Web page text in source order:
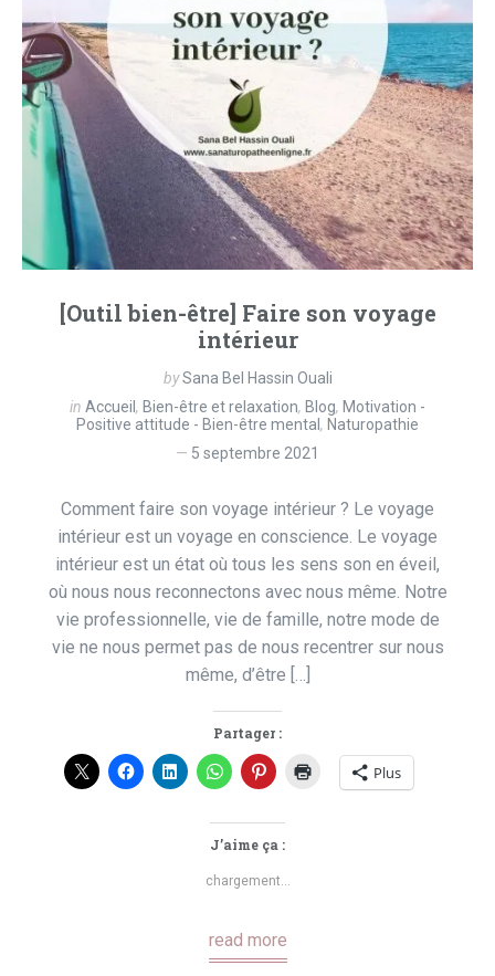
[Outil bien-être] Faire son voyage
intérieur
bySana Bel Hassin Ouali
in Accueil , Bien-être et relaxation, Blog, Motivation -
Positive attitude - Bien-être mental , Naturopathie
5 septembre 2021
Comment faire son voyage intérieur ? Le voyage
intérieur est un voyage en conscience. Le voyage
intérieur est un état où tous les sens son en éveil,
où nous nous reconnectons avec nous même. Notre
vie professionnelle, vie de famille, notre mode de
vie ne nous permet pas de nous recentrer sur nous
même, d’être […]
Partager :
Plus
J’aime ça :
chargement…
read more